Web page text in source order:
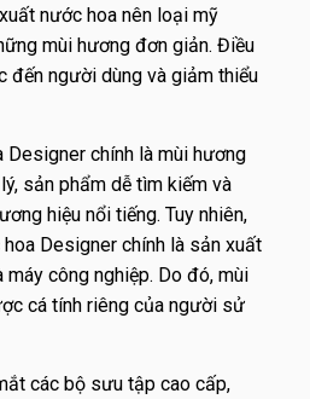
nước hoa nên loại mỹ
mùi hương đơn giản. Điều
đến người dùng và giảm thiểu
Designer chính là mùi hương
sản phẩm dễ tìm kiếm và
hiệu nổi tiếng. Tuy nhiên,
Designer chính là sản xuất
công nghiệp. Do đó, mùi
cá tính riêng của người sử
các bộ sưu tập cao cấp,